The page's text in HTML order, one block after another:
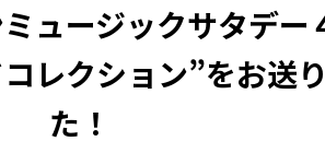
ュージックサタデー
レクション”をお送
た！